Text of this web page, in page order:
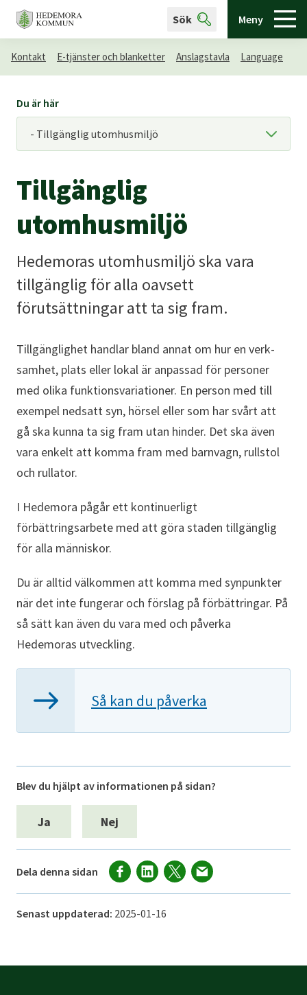
Sök Meny
Kontakt E-tjänster och blanketter Anslagstavla Language
Tillgänglig
utomhusmiljö
Hedemoras utomhusmiljö ska vara
tillgänglig för alla oavsett
förutsättningar att ta sig fram.
Tillgänglighet handlar bland annat om hur en verk­
samhet, plats eller lokal är anpassad för personer
med olika funktionsvariationer. En person med till
exempel nedsatt syn, hörsel eller som har svårt att
gå ska kunna ta sig fram utan hinder. Det ska även
vara enkelt att komma fram med barnvagn, rullstol
och rullator.
I Hedemora pågår ett kontinuerligt
förbättringsarbete med att göra staden tillgänglig
för alla människor.
Du är alltid välkommen att komma med synpunkter
när det inte fungerar och förslag på förbättringar. På
så sätt kan även du vara med och påverka
Hedemoras utveckling.
Så kan du påverka
Blev du hjälpt av informationen på sidan?
Ja Nej
Dela denna sidan
Senast uppdaterad: 2025-01-16
Du är här